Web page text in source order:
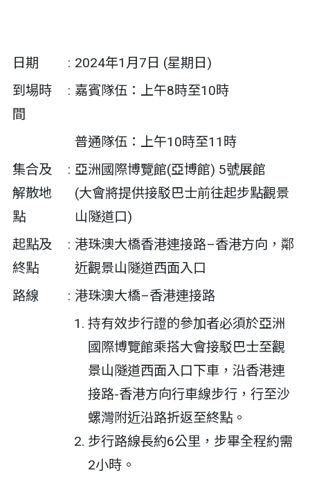
日期 : 2024年1月7日 (星期日)
到場時
間
: 嘉賓隊伍：上午8時至10時
普通隊伍：上午10時至11時
集合及
解散地
點
: 亞洲國際博覽館(亞博館) 5號展館
(大會將提供接駁巴士前往起步點觀景
山隧道口)
起點及
終點
: 港珠澳大橋香港連接路–香港方向，鄰
近觀景山隧道西面入口
路線
: 港珠澳大橋–香港連接路
持有效步行證的參加者必須於亞洲
國際博覽館乘搭大會接駁巴士至觀
景山隧道西面入口下車，沿香港連
接路-香港方向行車線步行，行至沙
螺灣附近沿路折返至終點。
步行路線長約6公里，步畢全程約需
2小時。